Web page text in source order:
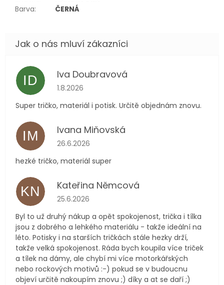
Barva: ČERNÁ
ID Iva Doubravová
Hodnocení obchodu je 5 z 5 hvězdiček.
1.8.2026
Super tričko, materiál i potisk. Určitě objednám znovu.
IM Ivana Miňovská
Hodnocení obchodu je 5 z 5 hvězdiček.
26.6.2026
hezké tričko, materiál super
KN Kateřina Němcová
Hodnocení obchodu je 5 z 5 hvězdiček.
25.6.2026
Byl to už druhý nákup a opět spokojenost, trička i tílka
jsou z dobrého a lehkého materiálu - takže ideální na
léto. Potisky i na starších tričkách stále hezky drží,
takže velká spokojenost. Ráda bych koupila více triček
a tílek na dámy, ale chybí mi více motorkářských
nebo rockových motivů :-) pokud se v budoucnu
objeví určitě nakoupím znovu ;) díky a at se daří ;)